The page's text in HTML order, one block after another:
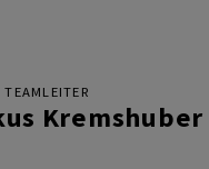
Kremshuber